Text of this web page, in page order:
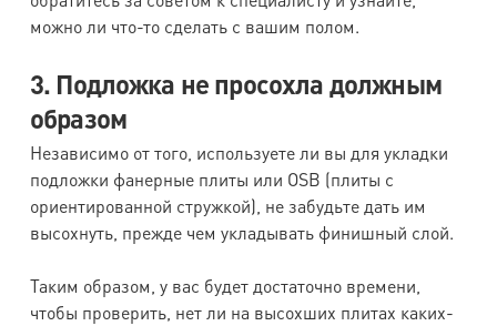
можно ли что-то сделать с вашим полом.
3. Подложка не просохла должным
образом
Независимо от того, используете ли вы для укладки
подложки фанерные плиты или OSB (плиты с
ориентированной стружкой), не забудьте дать им
высохнуть, прежде чем укладывать финишный слой.
Таким образом, у вас будет достаточно времени,
чтобы проверить, нет ли на высохших плитах каких-